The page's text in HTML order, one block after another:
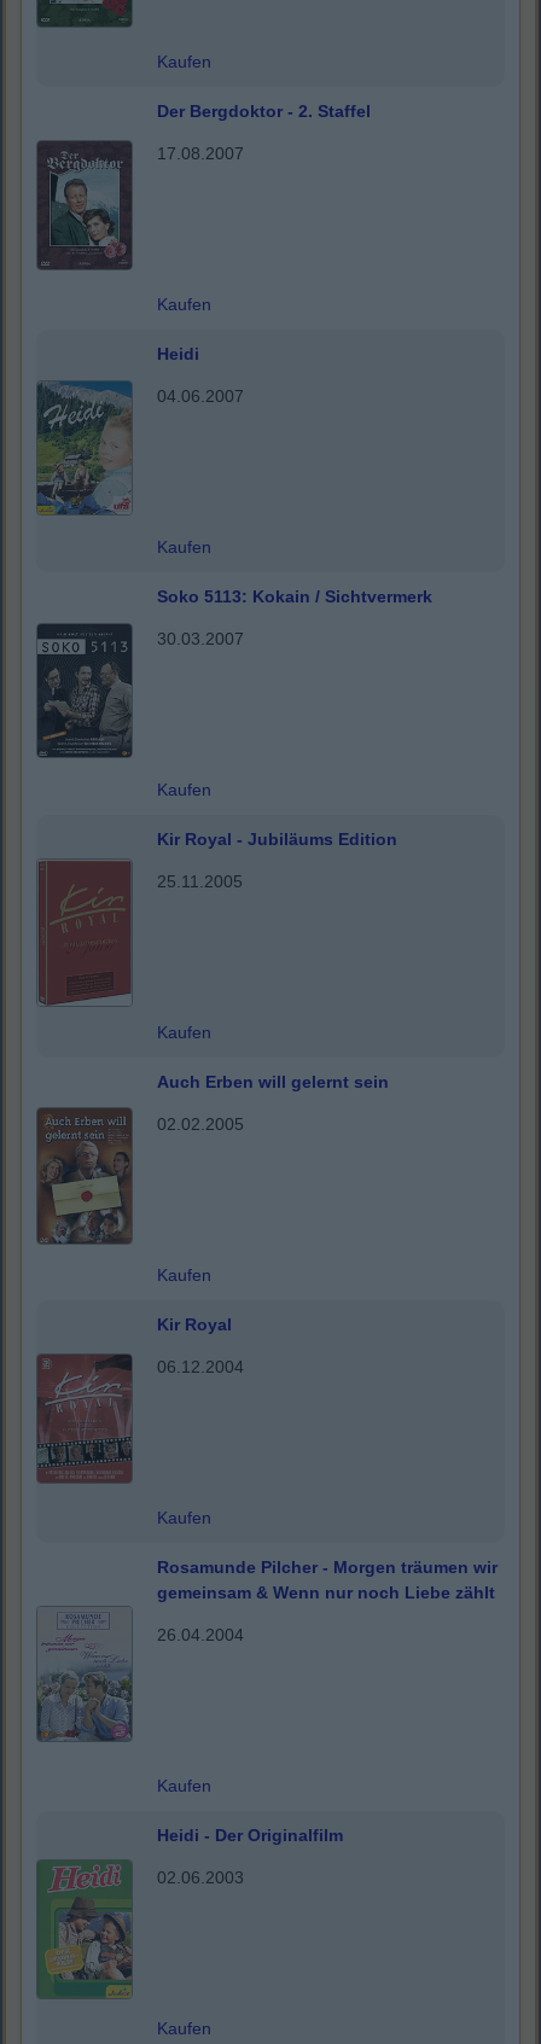
Kaufen
Der Bergdoktor - 2. Staffel
17.08.2007
Kaufen
Heidi
04.06.2007
Kaufen
Soko 5113: Kokain / Sichtvermerk
30.03.2007
Kaufen
Kir Royal - Jubiläums Edition
25.11.2005
Kaufen
Auch Erben will gelernt sein
02.02.2005
Kaufen
Kir Royal
06.12.2004
Kaufen
Rosamunde Pilcher - Morgen träumen wir
gemeinsam & Wenn nur noch Liebe zählt
26.04.2004
Kaufen
Heidi - Der Originalfilm
02.06.2003
Kaufen